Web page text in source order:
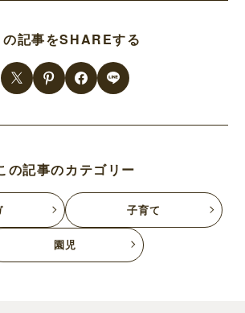
の記事をSHAREする
の記事のカテゴリー
子育て
園児